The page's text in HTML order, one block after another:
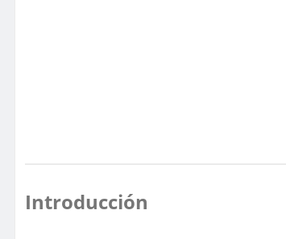
Introducción